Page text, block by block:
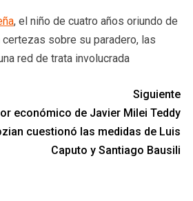
, el niño de cuatro años oriundo de
sobre su paradero, las
red de trata involucrada
Siguiente
económico de Javier Milei Teddy
cuestionó las medidas de Luis
Caputo y Santiago Bausili